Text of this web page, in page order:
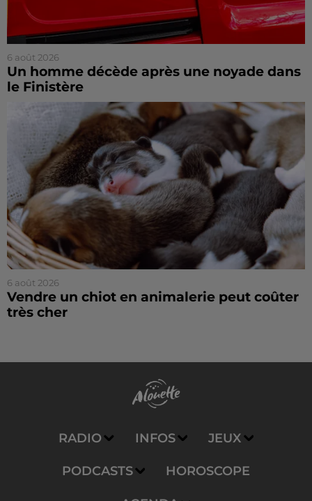
6 août 2026
Un homme décède après une noyade dans
le Finistère
6 août 2026
Vendre un chiot en animalerie peut coûter
très cher
RADIO INFOS JEUX
PODCASTS HOROSCOPE